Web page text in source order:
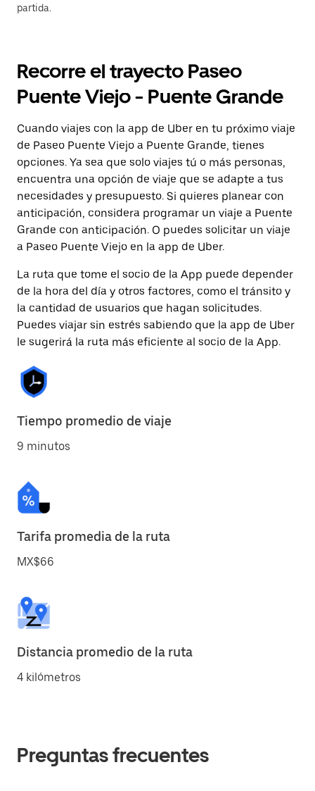
partida.
Recorre el trayecto Paseo
Puente Viejo - Puente Grande
Cuando viajes con la app de Uber en tu próximo viaje
de Paseo Puente Viejo a Puente Grande, tienes
opciones. Ya sea que solo viajes tú o más personas,
encuentra una opción de viaje que se adapte a tus
necesidades y presupuesto. Si quieres planear con
anticipación, considera programar un viaje a Puente
Grande con anticipación. O puedes solicitar un viaje
a Paseo Puente Viejo en la app de Uber.
La ruta que tome el socio de la App puede depender
de la hora del día y otros factores, como el tránsito y
la cantidad de usuarios que hagan solicitudes.
Puedes viajar sin estrés sabiendo que la app de Uber
le sugerirá la ruta más eficiente al socio de la App.
Tiempo promedio de viaje
9 minutos
Tarifa promedia de la ruta
MX$66
Distancia promedio de la ruta
4 kilómetros
Preguntas frecuentes